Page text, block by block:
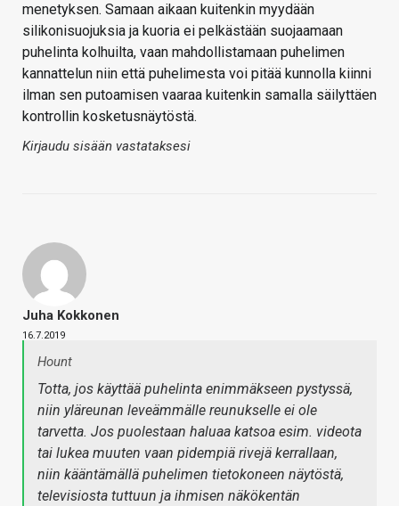
menetyksen. Samaan aikaan kuitenkin myydään
silikonisuojuksia ja kuoria ei pelkästään suojaamaan
puhelinta kolhuilta, vaan mahdollistamaan puhelimen
kannattelun niin että puhelimesta voi pitää kunnolla kiinni
ilman sen putoamisen vaaraa kuitenkin samalla säilyttäen
kontrollin kosketusnäytöstä.
Kirjaudu sisään vastataksesi
Juha Kokkonen
16.7.2019
Hount
Totta, jos käyttää puhelinta enimmäkseen pystyssä,
niin yläreunan leveämmälle reunukselle ei ole
tarvetta. Jos puolestaan haluaa katsoa esim. videota
tai lukea muuten vaan pidempiä rivejä kerrallaan,
niin kääntämällä puhelimen tietokoneen näytöstä,
televisiosta tuttuun ja ihmisen näkökentän